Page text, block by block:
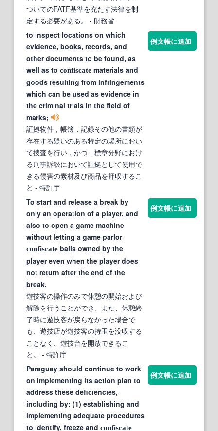
ついてのFATF基準を充たす法律を制
定する必要がある。
- 財務省
to inspect locations on which
evidence, books, records, and
other documents to be found, as
well as to confiscate materials and
goods resulting from infringements
which can be used as evidence in
the criminal trials in the field of
marks;
証拠物件，帳簿，記録その他の書類が
存在する疑いのある特定の場所におい
て捜査を行い，かつ，標章分野におけ
る刑事訴訟において証拠として使用で
きる侵害の素材及び商品を押収するこ
と - 特許庁
例文帳に追加
To start and release a break by
only an operation of a player, and
also to open a game machine
without letting a game parlor
confiscate balls owned by the
player even when the player does
not return after the end of the
break.
遊技客の操作のみで休憩の開始および
解除を行うことができ、また、休憩終
了時に遊技客が戻らなかった場合で
も、遊技店が遊技客の持玉を没収する
ことなく、遊技台を開放できるこ
と。
- 特許庁
例文帳に追加
Paraguay should continue to work
on implementing its action plan to
address these deficiencies,
including by: (1) establishing and
implementing adequate procedures
to identify, freeze and confiscate
例文帳に追加